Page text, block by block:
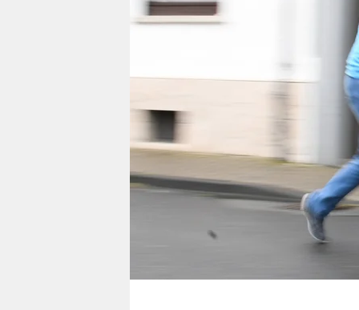
wahrheit
veranstaltungen
shop
fragen & hilfe
genossenschaft